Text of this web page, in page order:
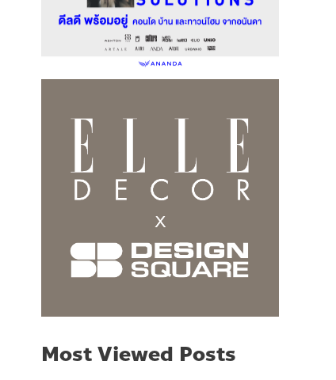
Most Viewed Posts